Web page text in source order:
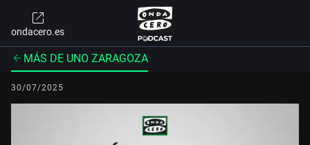
ondacero.es
MÁS DE UNO ZARAGOZA
30/07/2025